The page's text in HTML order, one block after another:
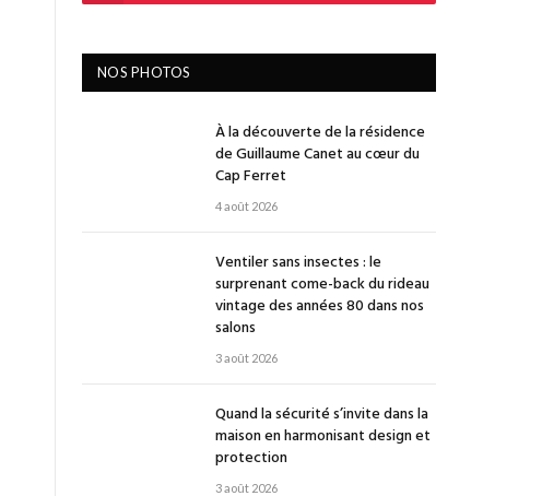
NOS PHOTOS
À la découverte de la résidence
de Guillaume Canet au cœur du
Cap Ferret
4 août 2026
Ventiler sans insectes : le
surprenant come-back du rideau
vintage des années 80 dans nos
salons
3 août 2026
Quand la sécurité s’invite dans la
maison en harmonisant design et
protection
3 août 2026